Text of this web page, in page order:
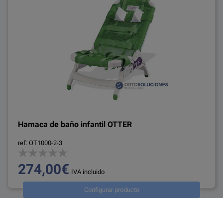
Hamaca de baño infantil OTTER
ref: OT1000-2-3
274,00€ IVA incluido
Configurar producto